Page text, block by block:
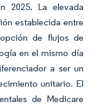
2025. La elevada
establecida entre
de flujos de
en el mismo día
a ser un
unitario. El
de Medicare